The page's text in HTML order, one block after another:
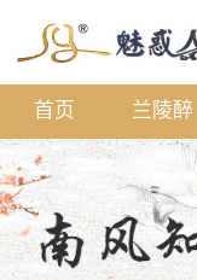
首页 兰陵醉
剧本区